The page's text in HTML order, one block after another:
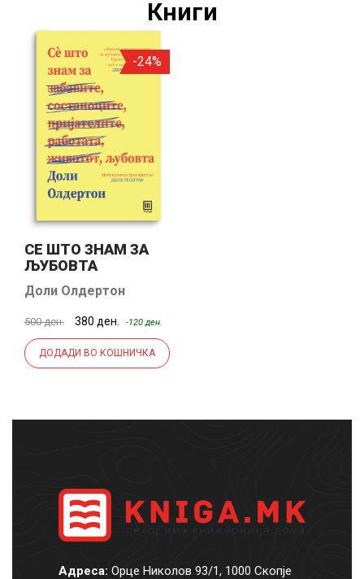
Книги
-24%
СЕ ШТО ЗНАМ ЗА
ЉУБОВТА
Доли Олдертон
500 ден. 380 ден. -120 ден.
ДОДАДИ ВО КОШНИЧКА
Адреса: Орце Николов 93/1, 1000 Скопје